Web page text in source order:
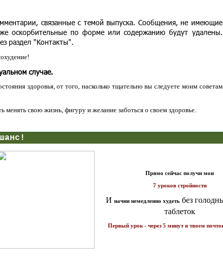
связанные с темой выпуска. Сообщения, не имеющие
оскорбительные по форме или содержанию будут удалены.
раздел "Контакты".
случае.
здоровья, от того, насколько тщательно вы следуете моим советам
менять свою жизнь, фигуру и желание заботься о своем здоровье.
стройности для занятых
система похудения
Как запустить жиросжигание за 7
Прямо сейчас получи мои
7 уроков стройности
начни немедленно худетьбез голодных диет и
Первый урок - через 5 минут в твоем почтовом ящике!